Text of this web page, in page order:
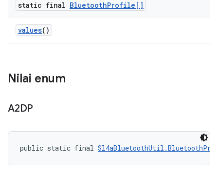
static final BluetoothProfile[]
values()
Nilai enum
A2DP
public static final